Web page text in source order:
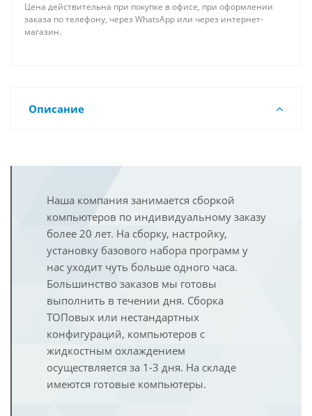
Цена действительна при покупке в офисе, при оформлении
заказа по телефону, через WhatsApp или через интернет-
магазин.
Описание
Наша компания занимается сборкой
компьютеров по индивидуальному заказу
более 20 лет. На сборку, настройку,
установку базового набора программ у
нас уходит чуть больше одного часа.
Большинство заказов мы готовы
выполнить в течении дня. Сборка
ТОПовых или нестандартных
конфигураций, компьютеров с
жидкостным охлаждением
осуществляется за 1-3 дня. На складе
имеются готовые компьютеры.